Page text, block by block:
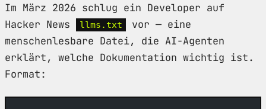
Im März 2026 schlug ein Developer auf
Hacker News
llms.txt
vor — eine
menschenlesbare Datei, die AI-Agenten
erklärt, welche Dokumentation wichtig ist.
Format: